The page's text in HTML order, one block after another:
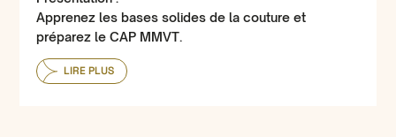
Apprenez les bases solides de la couture et
préparez le CAP MMVT.
LIRE PLUS